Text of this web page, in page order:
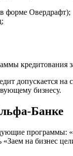
форме Овердрафт);
кредитования
допускается
бизнесу.
Банке
программы:
на бизнес